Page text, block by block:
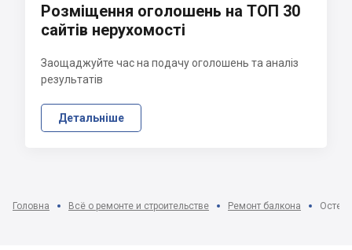
Розміщення оголошень на ТОП 30
сайтів нерухомості
Заощаджуйте час на подачу оголошень та аналіз
результатів
Детальніше
Головна Всё о ремонте и строительстве Ремонт балкона